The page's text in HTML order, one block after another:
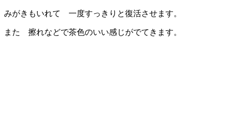
みがきもいれて 一度すっきりと復活させます。
また 擦れなどで茶色のいい感じがでてきます。